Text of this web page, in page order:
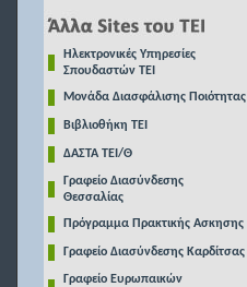
Ηλεκτρονικές Υπηρεσίες
Σπουδαστών ΤΕΙ
Μονάδα Διασφάλισης Ποιότητας
Βιβλιοθήκη ΤΕΙ
ΔΑΣΤΑ ΤΕΙ/Θ
Γραφείο Διασύνδεσης
Θεσσαλίας
Πρόγραμμα Πρακτικής Ασκησης
Γραφείο Διασύνδεσης Καρδίτσας
Γραφείο Ευρωπαικών